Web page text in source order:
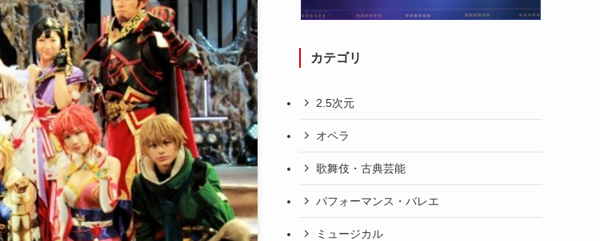
カテゴリ
2.5次元
オペラ
歌舞伎・古典芸能
パフォーマンス・バレエ
ミュージカル